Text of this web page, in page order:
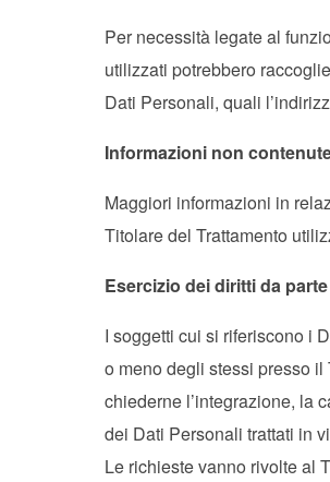
Per necessità legate al
utilizzati potrebbero
Dati Personali, quali
Informazioni non
Maggiori informazioni in
Titolare del Trattamento
Esercizio dei diritti da
I soggetti cui si riferiscono i
o meno degli stessi presso il
chiederne l’integrazione, la
dei Dati Personali trattati in
Le richieste vanno rivolte al